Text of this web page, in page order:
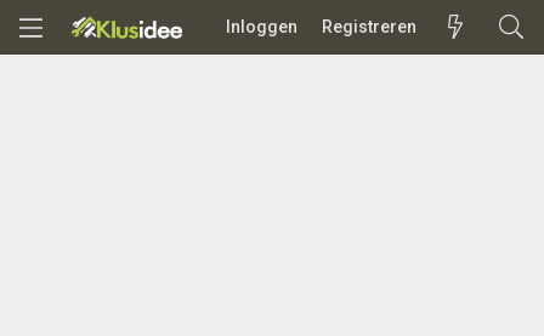
Inloggen Registreren